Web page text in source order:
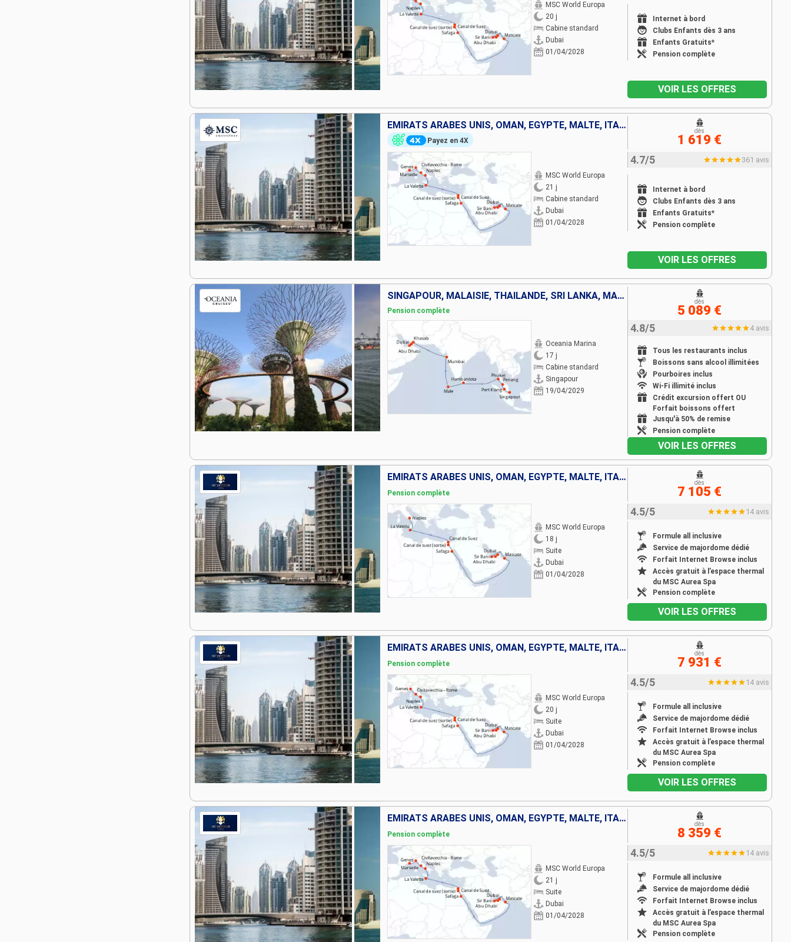
MSC World Europa
20 j
Cabine standard
Dubai
01/04/2028
Internet à bord
Clubs Enfants dès 3 ans
Enfants Gratuits*
Pension complète
VOIR LES OFFRES
EMIRATS ARABES UNIS, OMAN, EGYPTE, MALTE, ITALIE, FRANCE
Payez en 4X
MSC World Europa
21 j
Cabine standard
Dubai
01/04/2028
4.7/5 361 avis
Internet à bord
Clubs Enfants dès 3 ans
Enfants Gratuits*
Pension complète
dès
1 619 €
VOIR LES OFFRES
SINGAPOUR, MALAISIE, THAÏLANDE, SRI LANKA, MALDIVES, INDE, OMAN, EMIRATS ARABES UNIS
Pension complète
Oceania Marina
17 j
Cabine standard
Singapour
19/04/2029
4.8/5 4 avis
Tous les restaurants inclus
Boissons sans alcool illimitées
Pourboires inclus
Wi-Fi illimité inclus
Crédit excursion offert OU
Forfait boissons offert
Jusqu'à 50% de remise
Pension complète
dès
5 089 €
VOIR LES OFFRES
EMIRATS ARABES UNIS, OMAN, EGYPTE, MALTE, ITALIE
Pension complète
MSC World Europa
18 j
Suite
Dubai
01/04/2028
4.5/5 14 avis
Formule all inclusive
Service de majordome dédié
Forfait Internet Browse inclus
Accès gratuit à l’espace thermal
du MSC Aurea Spa
Pension complète
dès
7 105 €
VOIR LES OFFRES
EMIRATS ARABES UNIS, OMAN, EGYPTE, MALTE, ITALIE
Pension complète
MSC World Europa
20 j
Suite
Dubai
01/04/2028
4.5/5 14 avis
Formule all inclusive
Service de majordome dédié
Forfait Internet Browse inclus
Accès gratuit à l’espace thermal
du MSC Aurea Spa
Pension complète
dès
7 931 €
VOIR LES OFFRES
EMIRATS ARABES UNIS, OMAN, EGYPTE, MALTE, ITALIE, FRANCE
Pension complète
MSC World Europa
21 j
Suite
Dubai
01/04/2028
4.5/5 14 avis
Formule all inclusive
Service de majordome dédié
Forfait Internet Browse inclus
Accès gratuit à l’espace thermal
du MSC Aurea Spa
Pension complète
dès
8 359 €